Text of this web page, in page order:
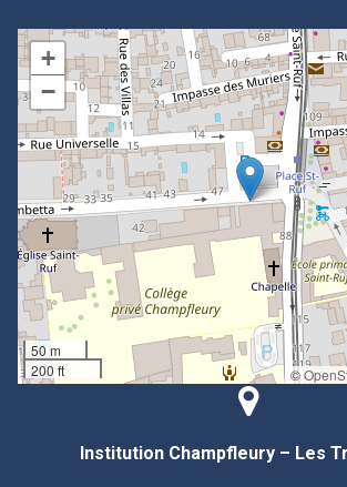
+
−
50 m
200 ft
©
Institution Champfleury – Les